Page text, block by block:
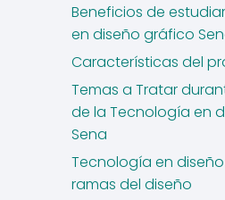
Beneficios de
en diseño gráfico
Características del
Temas a Tratar
de la Tecnología en
Sena
Tecnología en
ramas del diseño